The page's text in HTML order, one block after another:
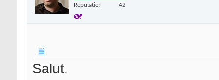
Reputatie: 42
Salut.